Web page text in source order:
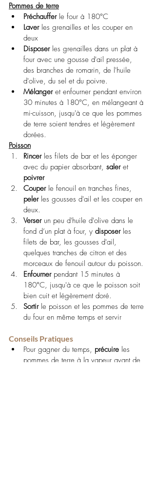
Pommes de terre
Préchauffer le four à 180°C
Laver les grenailles et les couper en
deux
Disposer les grenailles dans un plat à
four avec une gousse d'ail pressée,
des branches de romarin, de l'huile
d'olive, du sel et du poivre.
Mélanger et enfourner pendant environ
30 minutes à 180°C, en mélangeant à
mi-cuisson, jusqu'à ce que les pommes
de terre soient tendres et légèrement
dorées.
Poisson
Rincer les filets de bar et les éponger
avec du papier absorbant, saler et
poivrer
Couper le fenouil en tranches fines,
peler les gousses d'ail et les couper en
deux.
Verser un peu d'huile d'olive dans le
fond d’un plat à four, y disposer les
filets de bar, les gousses d'ail,
quelques tranches de citron et des
morceaux de fenouil autour du poisson.
Enfourner pendant 15 minutes à
180°C, jusqu'à ce que le poisson soit
bien cuit et légèrement doré.
Sortir le poisson et les pommes de terre
du four en même temps et servir
Conseils Pratiques
Pour gagner du temps, précuire les
pommes de terre à la vapeur avant de